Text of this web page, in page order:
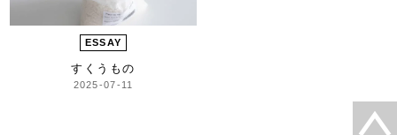
ESSAY
すくうもの
2025-07-11